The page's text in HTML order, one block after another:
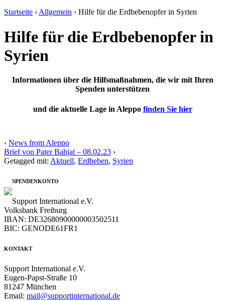
Startseite › Allgemein › Hilfe für die Erdbebenopfer in Syrien
Hilfe für die Erdbebenopfer in
Syrien
Informationen über die Hilfsmaßnahmen, die wir mit Ihren
Spenden unterstützen
und die aktuelle Lage in Aleppo finden Sie hier
‹ News from Aleppo
Brief von Pater Bahjat – 08.02.23 ›
Getagged mit: Aktuell, Erdbeben, Syrien
SPENDENKONTO
Support International e.V.
Volksbank Freiburg
IBAN: DE32680900000003502511
BIC: GENODE61FR1
KONTAKT
Support International e.V.
Eugen-Papst-Straße 10
81247 München
Email: mail@supportinternational.de